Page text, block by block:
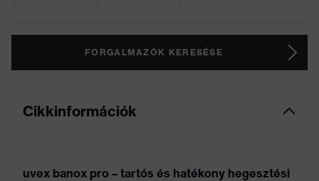
FORGALMAZÓK KERESÉSE
Cikkinformációk
uvex banox pro – tartós és hatékony hegesztési